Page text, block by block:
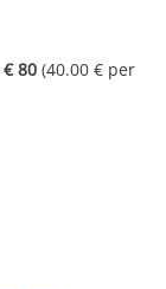
€ 80 (40.00 € per